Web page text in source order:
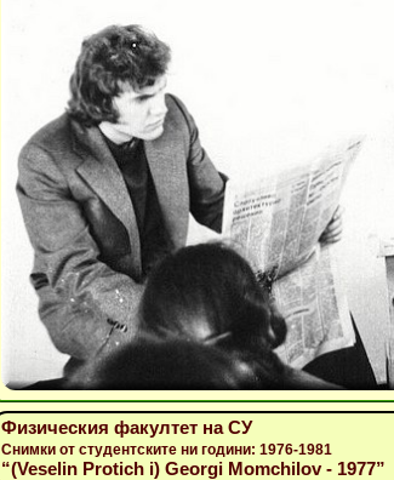
Физическия факултет на СУ
Снимки от студентските ни години: 1976-1981
“(Veselin Protich i) Georgi Momchilov - 1977”